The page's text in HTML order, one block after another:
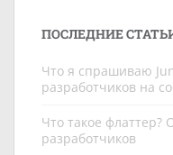
ПОСЛЕДНИЕ
Что я спрашиваю
разработчиков на
Что такое флаттер?
разработчиков